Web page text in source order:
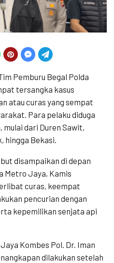
Pemburu Begal Polda
tersangka kasus
atau curas yang sempat
Para pelaku diduga
mulai dari Duren Sawit,
hingga Bekasi.
disampaikan di depan
Metro Jaya, Kamis
curas, keempat
pencurian dengan
kepemilikan senjata api
Kombes Pol. Dr. Iman
dilakukan setelah